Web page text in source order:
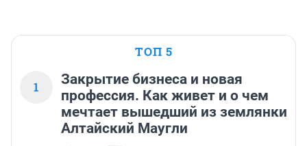
ТОП 5
1
Закрытие бизнеса и новая
профессия. Как живет и о чем
мечтает вышедший из землянки
Алтайский Маугли